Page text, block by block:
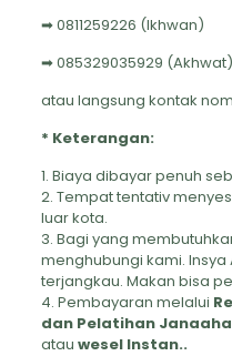
➡ 0811259226 (Ikhwan)
➡ 085329035929 (Akhwat)
atau langsung kontak
* Keterangan:
1. Biaya dibayar penuh
2. Tempat tentativ
luar kota.
3. Bagi yang
menghubungi kami.
terjangkau. Makan bisa
4. Pembayaran melalui
dan Pelatihan Janaaha
atau wesel Instan..